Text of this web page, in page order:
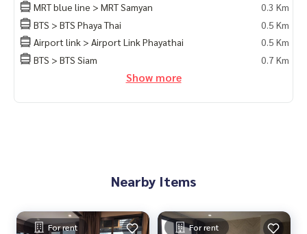
MRT blue line > MRT Samyan
0.3 Km
BTS > BTS Phaya Thai
0.5 Km
Airport link > Airport Link Phayathai
0.5 Km
BTS > BTS Siam
0.7 Km
Show more
Nearby Items
For rent For rent